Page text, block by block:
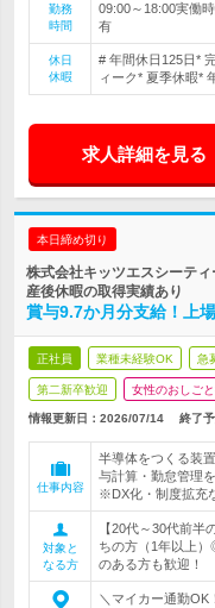
勤務
時間
09:00～18:00実働
有
休日
休暇
# 年間休日125日*
ィーク* 夏季休暇*
求人詳細を見る
本日締め切り
株式会社キッツエスシーテ
産後休暇の取得実績あり
賞与9.7か月分支給！上
正社員 業種未経験OK 急
第二新卒歓迎 女性のおしご
情報更新日：2026/07/14 終了予
仕事内容
半導体をつくる装
与計算・勤怠管理
※DX化・制度拡充
対象と
なる方
【20代～30代前
ちの方（1年以上
のある方も歓迎！
＼マイカー通勤OK